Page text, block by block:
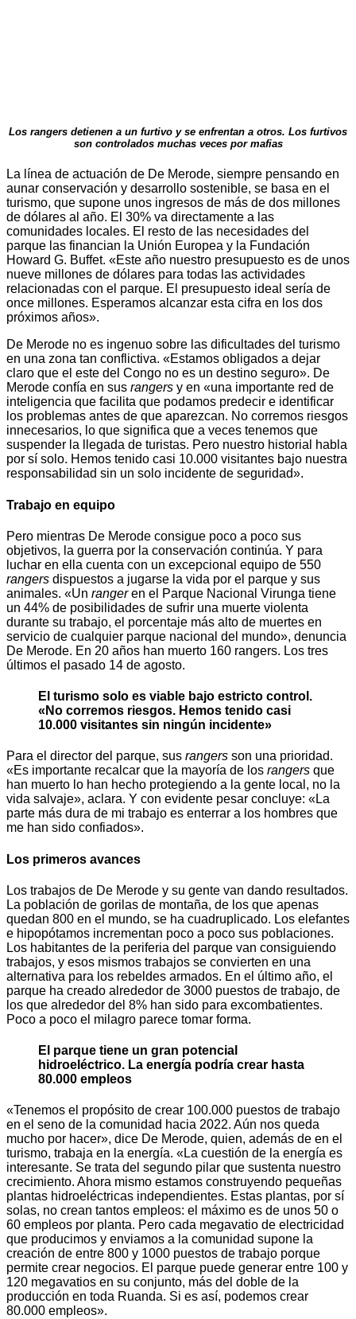
Los rangers detienen a un furtivo y se enfrentan a otros. Los furtivos
son controlados muchas veces por mafias
La línea de actuación de De Merode, siempre pensando en
aunar conservación y desarrollo sostenible, se basa en el
turismo, que supone unos ingresos de más de dos millones
de dólares al año. El 30% va directamente a las
comunidades locales. El resto de las necesidades del
parque las financian la Unión Europea y la Fundación
Howard G. Buffet. «Este año nuestro presupuesto es de unos
nueve millones de dólares para todas las actividades
relacionadas con el parque. El presupuesto ideal sería de
once millones. Esperamos alcanzar esta cifra en los dos
próximos años».
De Merode no es ingenuo sobre las dificultades del turismo
en una zona tan conflictiva. «Estamos obligados a dejar
claro que el este del Congo no es un destino seguro». De
Merode confía en sus rangers y en «una importante red de
inteligencia que facilita que podamos predecir e identificar
los problemas antes de que aparezcan. No corremos riesgos
innecesarios, lo que significa que a veces tenemos que
suspender la llegada de turistas. Pero nuestro historial habla
por sí solo. Hemos tenido casi 10.000 visitantes bajo nuestra
responsabilidad sin un solo incidente de seguridad».
Trabajo en equipo
Pero mientras De Merode consigue poco a poco sus
objetivos, la guerra por la conservación continúa. Y para
luchar en ella cuenta con un excepcional equipo de 550
rangers dispuestos a jugarse la vida por el parque y sus
animales. «Un rangeren el Parque Nacional Virunga tiene
un 44% de posibilidades de sufrir una muerte violenta
durante su trabajo, el porcentaje más alto de muertes en
servicio de cualquier parque nacional del mundo», denuncia
De Merode. En 20 años han muerto 160 rangers. Los tres
últimos el pasado 14 de agosto.
El turismo solo es viable bajo estricto control.
«No corremos riesgos. Hemos tenido casi
10.000 visitantes sin ningún incidente»
Para el director del parque, sus rangers son una prioridad.
«Es importante recalcar que la mayoría de los rangers que
han muerto lo han hecho protegiendo a la gente local, no la
vida salvaje», aclara. Y con evidente pesar concluye: «La
parte más dura de mi trabajo es enterrar a los hombres que
me han sido confiados».
Los primeros avances
Los trabajos de De Merode y su gente van dando resultados.
La población de gorilas de montaña, de los que apenas
quedan 800 en el mundo, se ha cuadruplicado. Los elefantes
e hipopótamos incrementan poco a poco sus poblaciones.
Los habitantes de la periferia del parque van consiguiendo
trabajos, y esos mismos trabajos se convierten en una
alternativa para los rebeldes armados. En el último año, el
parque ha creado alrededor de 3000 puestos de trabajo, de
los que alrededor del 8% han sido para excombatientes.
Poco a poco el milagro parece tomar forma.
El parque tiene un gran potencial
hidroeléctrico. La energía podría crear hasta
80.000 empleos
«Tenemos el propósito de crear 100.000 puestos de trabajo
en el seno de la comunidad hacia 2022. Aún nos queda
mucho por hacer», dice De Merode, quien, además de en el
turismo, trabaja en la energía. «La cuestión de la energía es
interesante. Se trata del segundo pilar que sustenta nuestro
crecimiento. Ahora mismo estamos construyendo pequeñas
plantas hidroeléctricas independientes. Estas plantas, por sí
solas, no crean tantos empleos: el máximo es de unos 50 o
60 empleos por planta. Pero cada megavatio de electricidad
que producimos y enviamos a la comunidad supone la
creación de entre 800 y 1000 puestos de trabajo porque
permite crear negocios. El parque puede generar entre 100 y
120 megavatios en su conjunto, más del doble de la
producción en toda Ruanda. Si es así, podemos crear
80.000 empleos».